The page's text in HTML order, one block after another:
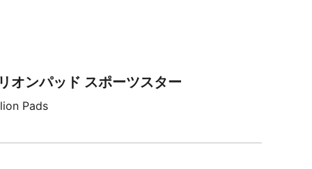
オンパッド スポーツスター
Pads